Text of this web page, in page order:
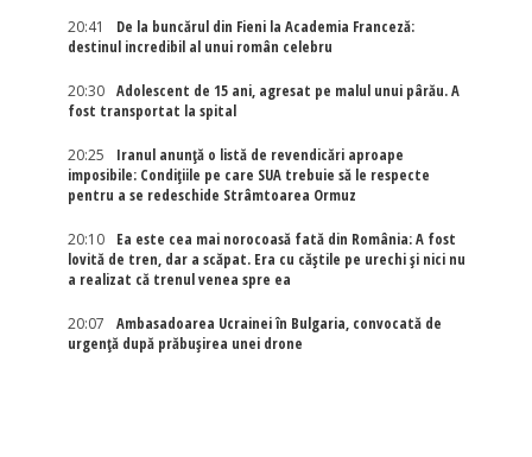
20:41
De la buncărul din Fieni la Academia Franceză:
destinul incredibil al unui român celebru
20:30
Adolescent de 15 ani, agresat pe malul unui pârău. A
fost transportat la spital
20:25
Iranul anunță o listă de revendicări aproape
imposibile: Condițiile pe care SUA trebuie să le respecte
pentru a se redeschide Strâmtoarea Ormuz
20:10
Ea este cea mai norocoasă fată din România: A fost
lovită de tren, dar a scăpat. Era cu căștile pe urechi și nici nu
a realizat că trenul venea spre ea
20:07
Ambasadoarea Ucrainei în Bulgaria, convocată de
urgență după prăbușirea unei drone